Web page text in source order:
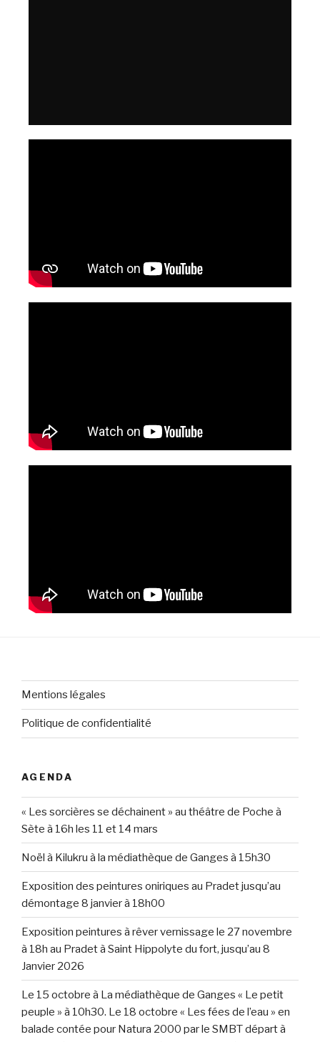
Mentions légales
Politique de confidentialité
AGENDA
« Les sorcières se déchainent » au théâtre de Poche à
Sète à 16h les 11 et 14 mars
Noël à Kilukru à la médiathèque de Ganges à 15h30
Exposition des peintures oniriques au Pradet jusqu’au
démontage 8 janvier à 18h00
Exposition peintures à rêver vernissage le 27 novembre
à 18h au Pradet à Saint Hippolyte du fort, jusqu’au 8
Janvier 2026
Le 15 octobre à La médiathèque de Ganges « Le petit
peuple » à 10h30. Le 18 octobre « Les fées de l’eau » en
balade contée pour Natura 2000 par le SMBT départ à